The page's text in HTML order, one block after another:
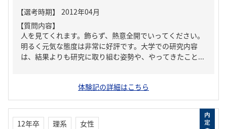
【質問内容】
人を見てくれます。飾らず、熱意全開でいってください。
明るく元気な態度は非常に好評です。大学での研究内容
は、結果よりも研究に取り組む姿勢や、やってきたこと...
体験記の詳細はこちら
12年卒 理系
女性